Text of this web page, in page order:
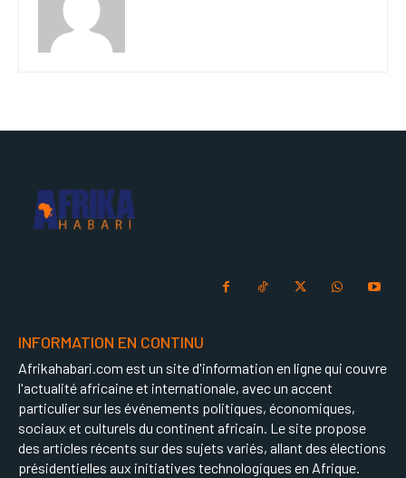
INFORMATION EN CONTINU
Afrikahabari.com est un site d'information en ligne qui couvre
l'actualité africaine et internationale, avec un accent
particulier sur les événements politiques, économiques,
sociaux et culturels du continent africain. Le site propose
des articles récents sur des sujets variés, allant des élections
présidentielles aux initiatives technologiques en Afrique.